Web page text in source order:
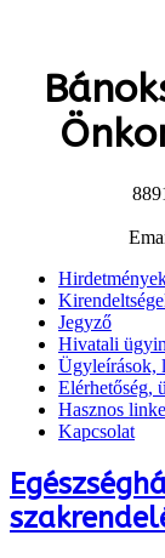
Jegyző
Hivatali
Ügyleírások,
Elérhetőség,
Hasznos
Kapcsolat